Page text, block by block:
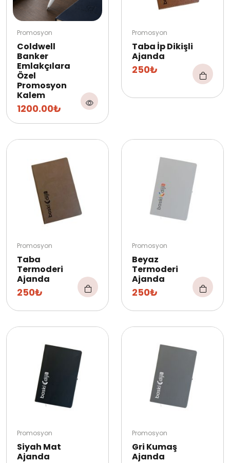
Promosyon
Coldwell
Banker
Emlakçılara
Özel
Promosyon
Kalem
1200.00₺
Promosyon
Taba İp Dikişli
Ajanda
250₺
Promosyon
Taba
Termoderi
Ajanda
250₺
Promosyon
Beyaz
Termoderi
Ajanda
250₺
Promosyon
Siyah Mat
Ajanda
Promosyon
Gri Kumaş
Ajanda